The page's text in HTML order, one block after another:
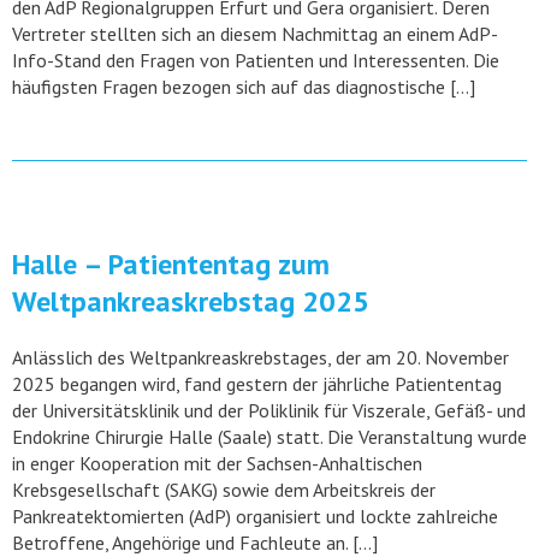
den AdP Regionalgruppen Erfurt und Gera organisiert. Deren
Vertreter stellten sich an diesem Nachmittag an einem AdP-
Info-Stand den Fragen von Patienten und Interessenten. Die
häufigsten Fragen bezogen sich auf das diagnostische […]
Halle – Patiententag zum
Weltpankreaskrebstag 2025
Anlässlich des Weltpankreaskrebstages, der am 20. November
2025 begangen wird, fand gestern der jährliche Patiententag
der Universitätsklinik und der Poliklinik für Viszerale, Gefäß- und
Endokrine Chirurgie Halle (Saale) statt. Die Veranstaltung wurde
in enger Kooperation mit der Sachsen-Anhaltischen
Krebsgesellschaft (SAKG) sowie dem Arbeitskreis der
Pankreatektomierten (AdP) organisiert und lockte zahlreiche
Betroffene, Angehörige und Fachleute an. […]